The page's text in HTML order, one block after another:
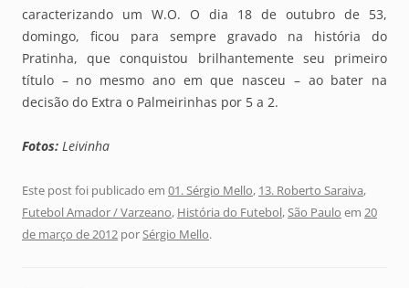
caracterizando um W.O. O dia 18 de outubro de 53,
domingo, ficou para sempre gravado na história do
Pratinha, que conquistou brilhantemente seu primeiro
título – no mesmo ano em que nasceu – ao bater na
decisão do Extra o Palmeirinhas por 5 a 2.
Fotos: Leivinha
Este post foi publicado em 01. Sérgio Mello, 13. Roberto Saraiva,
Futebol Amador / Varzeano, História do Futebol,São Paulo em 20
de março de 2012 porSérgio Mello.